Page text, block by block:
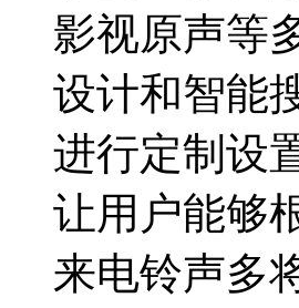
影视原声等
设计和智能
进行定制设
让用户能够
来电铃声多